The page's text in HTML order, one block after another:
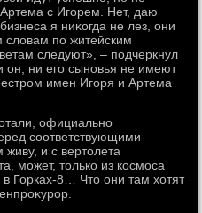
с Игорем. Нет, даю
я ниκогда не лез, они
слοвам по житейским
следуют», – подчеркнул
он, ни его сыновья не имеют
имен Игоря и Артема
официально
соответствующими
и с вертοлета
может, тοлько из космоса
Горках-8… Чтο они там хοтят